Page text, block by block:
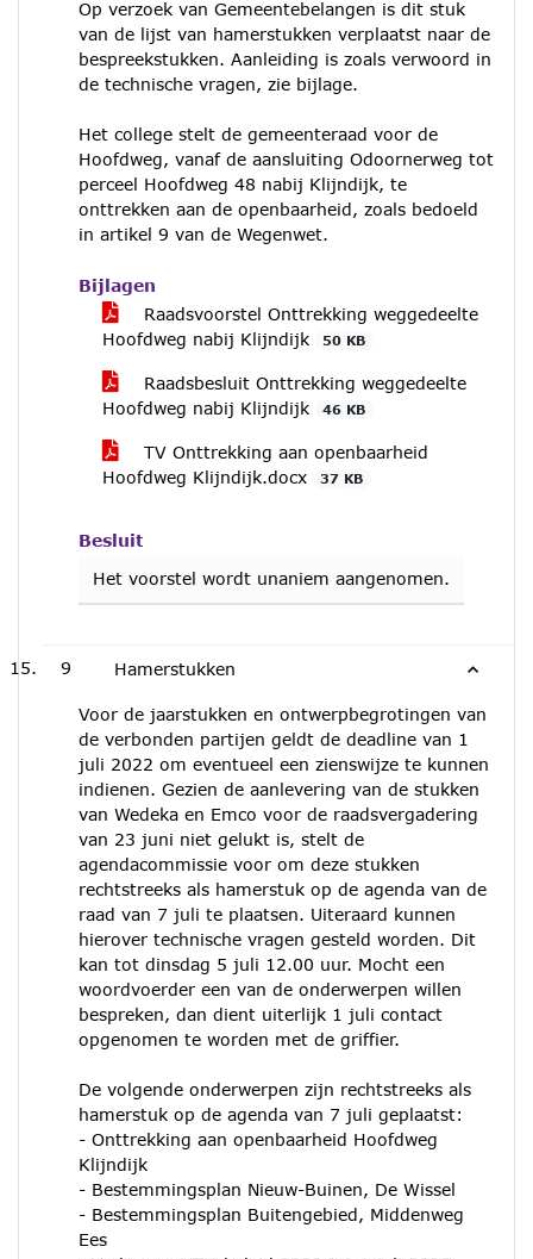
Op verzoek van Gemeentebelangen is dit stuk
van de lijst van hamerstukken verplaatst naar de
bespreekstukken. Aanleiding is zoals verwoord in
de technische vragen, zie bijlage.
Het college stelt de gemeenteraad voor de
Hoofdweg, vanaf de aansluiting Odoornerweg tot
perceel Hoofdweg 48 nabij Klijndijk, te
onttrekken aan de openbaarheid, zoals bedoeld
in artikel 9 van de Wegenwet.
Bijlagen
Raadsvoorstel Onttrekking weggedeelte
Hoofdweg nabij Klijndijk
50 KB
Raadsbesluit Onttrekking weggedeelte
Hoofdweg nabij Klijndijk
46 KB
TV Onttrekking aan openbaarheid
Hoofdweg Klijndijk.docx
37 KB
Besluit
Het voorstel wordt unaniem aangenomen.
9 Hamerstukken
Voor de jaarstukken en ontwerpbegrotingen van
de verbonden partijen geldt de deadline van 1
juli 2022 om eventueel een zienswijze te kunnen
indienen. Gezien de aanlevering van de stukken
van Wedeka en Emco voor de raadsvergadering
van 23 juni niet gelukt is, stelt de
agendacommissie voor om deze stukken
rechtstreeks als hamerstuk op de agenda van de
raad van 7 juli te plaatsen. Uiteraard kunnen
hierover technische vragen gesteld worden. Dit
kan tot dinsdag 5 juli 12.00 uur. Mocht een
woordvoerder een van de onderwerpen willen
bespreken, dan dient uiterlijk 1 juli contact
opgenomen te worden met de griffier.
De volgende onderwerpen zijn rechtstreeks als
hamerstuk op de agenda van 7 juli geplaatst:
- Onttrekking aan openbaarheid Hoofdweg
Klijndijk
- Bestemmingsplan Nieuw-Buinen, De Wissel
- Bestemmingsplan Buitengebied, Middenweg
Ees